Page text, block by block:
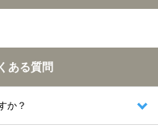
ある質問
か？